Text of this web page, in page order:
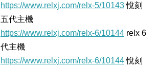
https://www.relxj.com/relx-5/10143悅刻
五代主機
https://www.relxj.com/relx-6/10144 relx 6
代主機
https://www.relxj.com/relx-6/10144悅刻